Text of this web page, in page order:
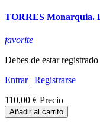
TORRES Monarquia.
favorite
Debes de estar registrado
Entrar| Registrarse
110,00 € Precio
Añadir al carrito